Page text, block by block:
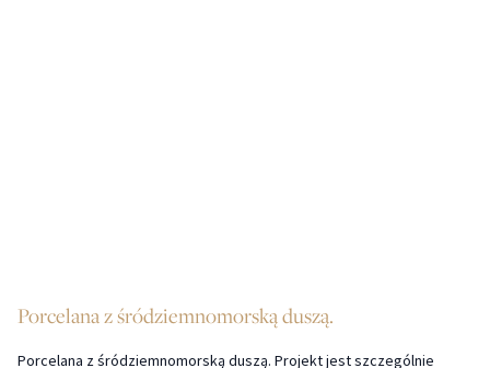
Porcelana z śródziemnomorską duszą.
Porcelana z śródziemnomorską duszą. Projekt jest szczególnie